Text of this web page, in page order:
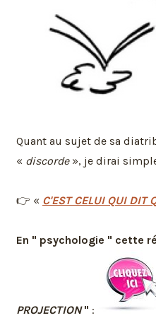
Quant au sujet de sa
« discorde», je dirai
👉 « C'EST CELUI QUI DIT
En " psychologie " cette
PROJECTION" :